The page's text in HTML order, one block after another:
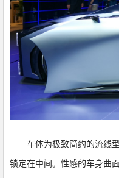
车体为极致简约的流线
锁定在中间。性感的车身曲